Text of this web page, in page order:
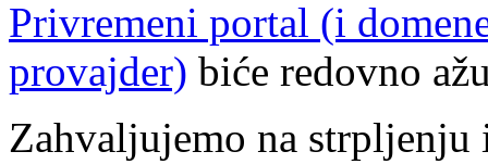
Privremeni portal (i
provajder) biće redovno
Zahvaljujemo na strpljenju